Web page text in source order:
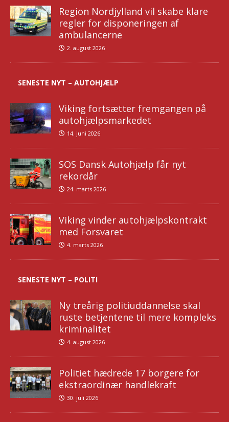
Region Nordjylland vil skabe klare
regler for disponeringen af
ambulancerne
2. august 2026
SENESTE NYT – AUTOHJÆLP
Viking fortsætter fremgangen på
autohjælpsmarkedet
14. juni 2026
SOS Dansk Autohjælp får nyt
rekordår
24. marts 2026
Viking vinder autohjælpskontrakt
med Forsvaret
4. marts 2026
SENESTE NYT – POLITI
Ny treårig politiuddannelse skal
ruste betjentene til mere kompleks
kriminalitet
4. august 2026
Politiet hædrede 17 borgere for
ekstraordinær handlekraft
30. juli 2026